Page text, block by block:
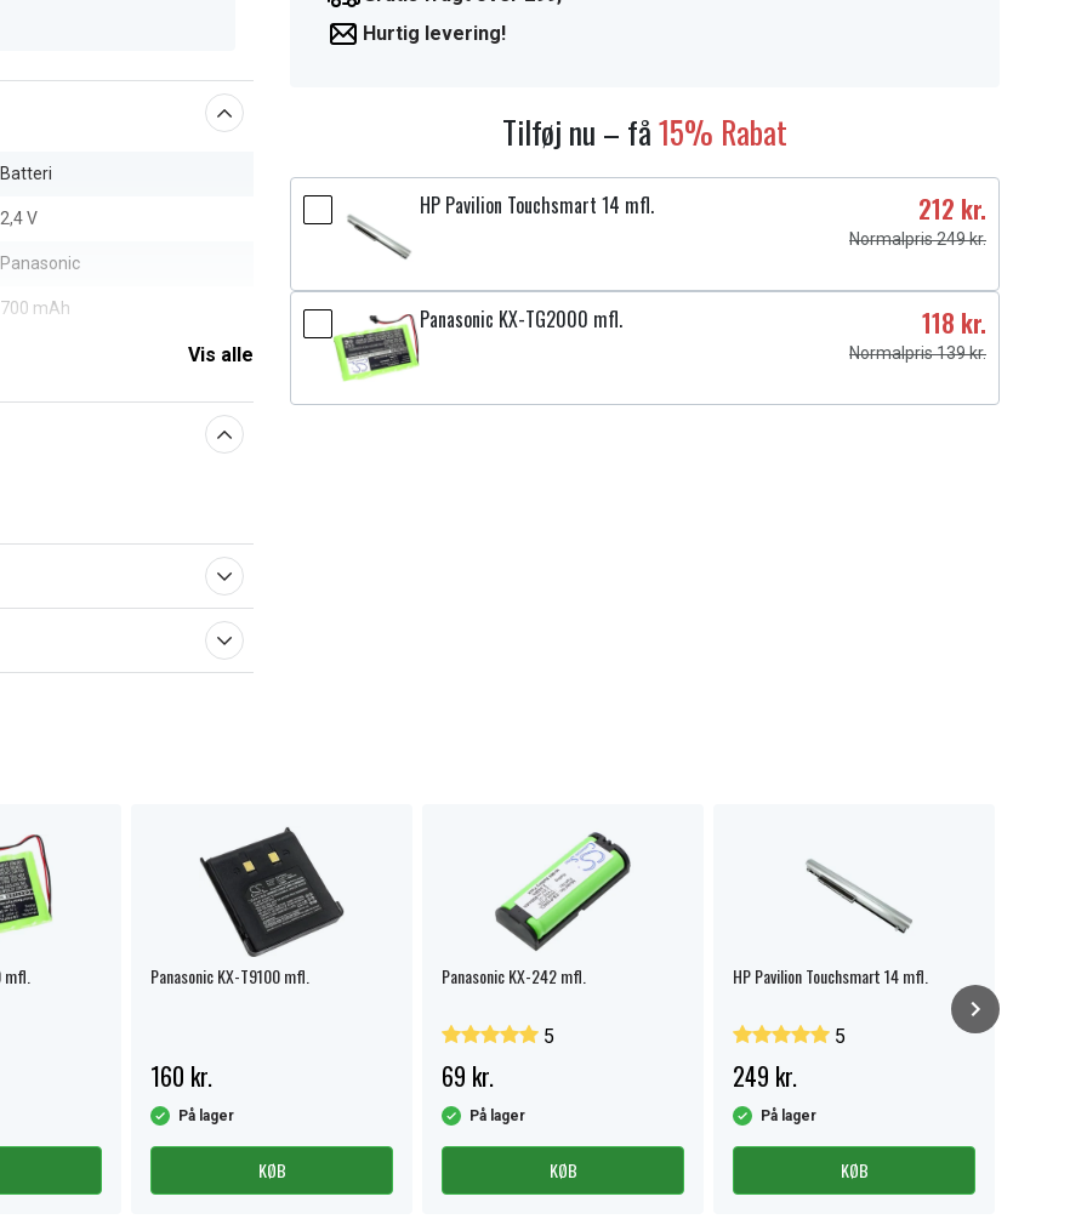
Batteri
2,4 V
Panasonic
700 mAh
Vis alle
Hurtig levering!
Tilføj nu – få15% Rabat
HP Pavilion Touchsmart 14 mfl. 212 kr.
Normalpris 249 kr.
Panasonic KX-TG2000 mfl. 118 kr.
Normalpris 139 kr.
Panasonic KX-T9100 mfl.
160 kr.
På lager
KØB
Panasonic KX-242 mfl.
5
69 kr.
På lager
KØB
HP Pavilion Touchsmart 14 mfl.
5
249 kr.
På lager
KØB